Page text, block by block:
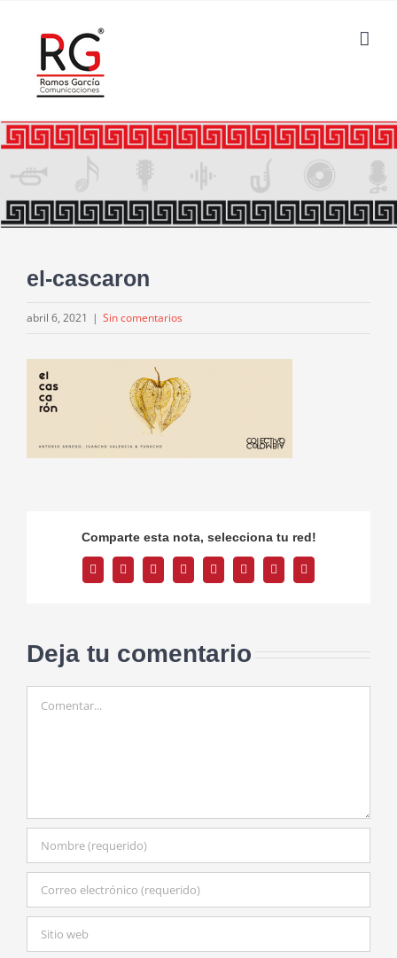
contenido
el-cascaron
abril 6, 2021 | Sin comentarios
Comparte esta nota, selecciona tu red!
FacebookTwitterRedditLinkedInTumblrPinterest
Vk
Correo
electrónico
Deja tu comentario